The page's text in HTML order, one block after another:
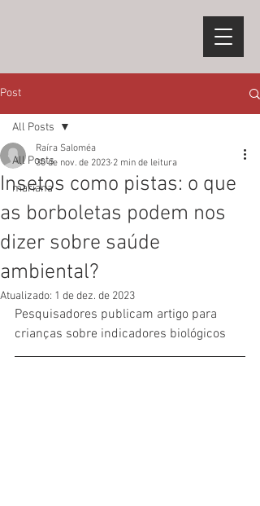
Post
All Posts
mariana
All Posts
Insetos como pistas: o que
as borboletas podem nos
dizer sobre saúde
ambiental?
Raíra Saloméa
30 de nov. de 2023 2 min de leitura
Atualizado: 1 de dez. de 2023
Pesquisadores publicam artigo para
crianças sobre indicadores biológicos